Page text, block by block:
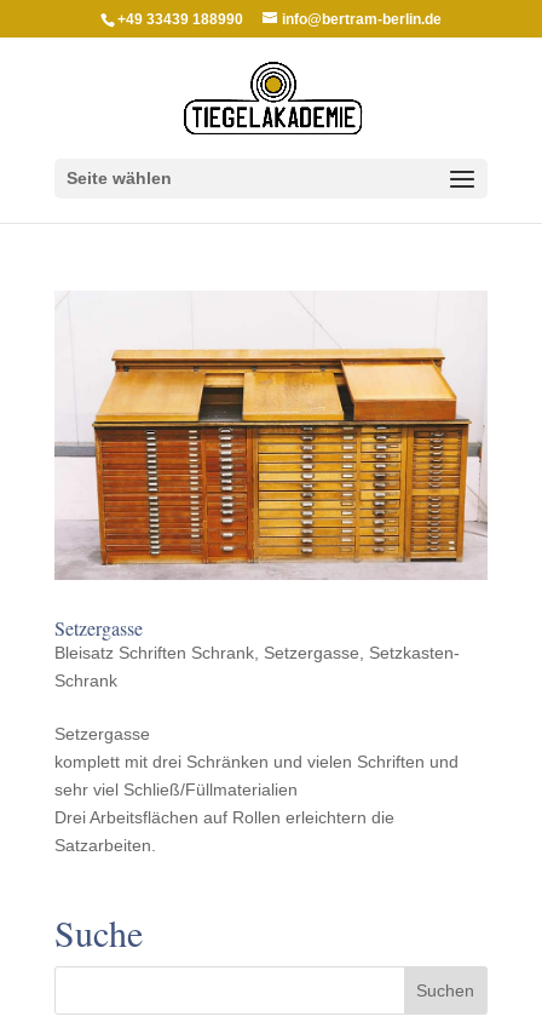
+49 33439 188990 info@bertram-berlin.de
Seite wählen
Setzer­gasse
Bleisatz Schriften Schrank, Setzergasse
Setzkasten-
Schrank
Setzer­gasse
komplett mit drei Schränken und vielen Schriften und
sehr viel Schließ/​Füllmaterialien
Drei Arbeits­flächen auf Rollen erle­ichtern die
Satzarbeiten.
Suche